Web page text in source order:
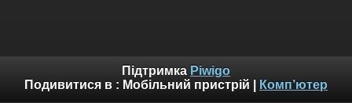
Підтримка Piwigo
Подивитися в : Мобільний пристрій Комп’ютер